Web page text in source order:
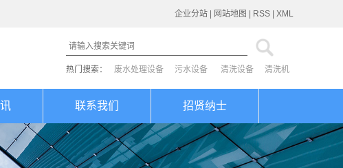
企业分站 网站地图 RSS XML
热门搜索： 废水处理设备 污水设备 清洗设备 清洗机
联系我们 招贤纳士